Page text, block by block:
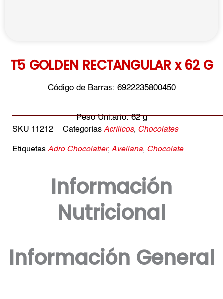
T5 GOLDEN RECTANGULAR x 62 G
Código de Barras: 6922235800450
Peso Unitario: 62 g
SKU 11212 Categorías Acrílicos, Chocolates
Etiquetas Adro Chocolatier, Avellana, Chocolate
Información
Nutricional
Información General